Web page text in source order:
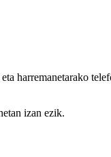
harremanetarako
izan ezik.